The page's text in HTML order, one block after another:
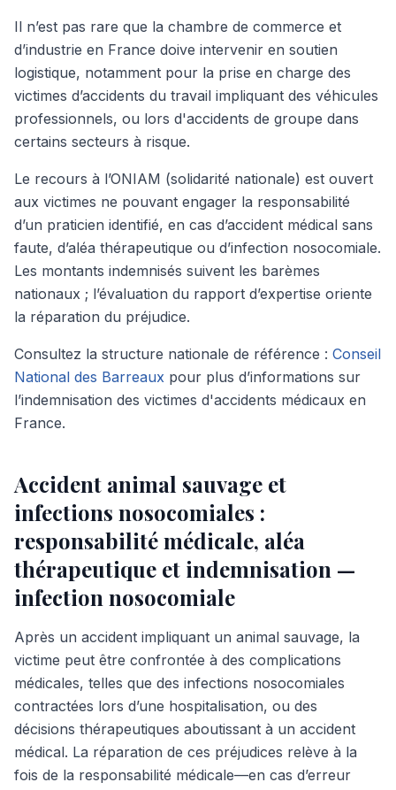
Il n’est pas rare que la chambre de commerce et
d’industrie en France doive intervenir en soutien
logistique, notamment pour la prise en charge des
victimes d’accidents du travail impliquant des véhicules
professionnels, ou lors d'accidents de groupe dans
certains secteurs à risque.
Le recours à l’ONIAM (solidarité nationale) est ouvert
aux victimes ne pouvant engager la responsabilité
d’un praticien identifié, en cas d’accident médical sans
faute, d’aléa thérapeutique ou d’infection nosocomiale.
Les montants indemnisés suivent les barèmes
nationaux ; l’évaluation du rapport d’expertise oriente
la réparation du préjudice.
Consultez la structure nationale de référence : Conseil
National des Barreaux pour plus d’informations sur
l’indemnisation des victimes d'accidents médicaux en
France.
Accident animal sauvage et
infections nosocomiales :
responsabilité médicale, aléa
thérapeutique et indemnisation —
infection nosocomiale
Après un accident impliquant un animal sauvage, la
victime peut être confrontée à des complications
médicales, telles que des infections nosocomiales
contractées lors d’une hospitalisation, ou des
décisions thérapeutiques aboutissant à un accident
médical. La réparation de ces préjudices relève à la
fois de la responsabilité médicale—en cas d’erreur